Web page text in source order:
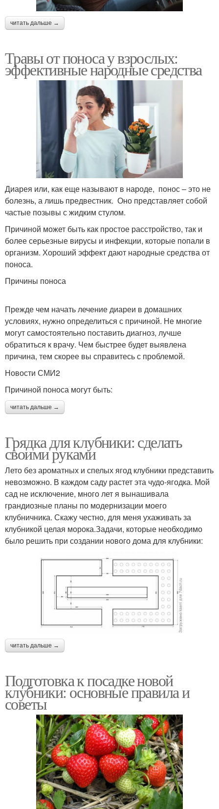
читать дальше →
Травы от поноса у взрослых:
эффективные народные средства
Диарея или, как еще называют в народе, понос – это не
болезнь, а лишь предвестник. Оно представляет собой
частые позывы с жидким стулом.
Причиной может быть как простое расстройство, так и
более серьезные вирусы и инфекции, которые попали в
организм. Хороший эффект дают народные средства от
поноса.
Причины поноса
Прежде чем начать лечение диареи в домашних
условиях, нужно определиться с причиной. Не многие
могут самостоятельно поставить диагноз, лучше
обратиться к врачу. Чем быстрее будет выявлена
причина, тем скорее вы справитесь с проблемой.
Новости СМИ2
Причиной поноса могут быть:
читать дальше →
Грядка для клубники: сделать
своими руками
Лето без ароматных и спелых ягод клубники представить
невозможно. В каждом саду растет эта чудо-ягодка. Мой
сад не исключение, много лет я вынашивала
грандиозные планы по модернизации моего
клубничника. Скажу честно, для меня ухаживать за
клубникой целая морока.Задачи, которые необходимо
было решить при создании нового дома для клубники:
читать дальше →
Подготовка к посадке новой
клубники: основные правила и
советы